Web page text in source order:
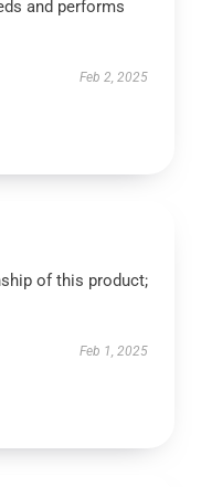
and performs
Feb 2, 2025
of this product;
Feb 1, 2025